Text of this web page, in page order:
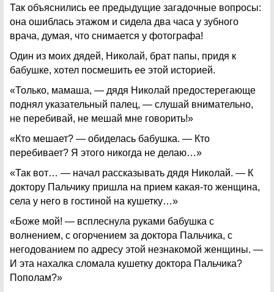
Так объяснились ее предыдущие загадочные вопросы:
она ошиблась этажом и сидела два часа у зубного
врача, думая, что снимается у фотографа!
Один из моих дядей, Николай, брат папы, придя к
бабушке, хотел посмешить ее этой историей.
«Только, мамаша, — дядя Николай предостерегающе
поднял указательный палец, — слушай внимательно,
не перебивай, не мешай мне говорить!»
«Кто мешает? — обиделась бабушка. — Кто
перебивает? Я этого никогда не делаю…»
«Так вот… — начал рассказывать дядя Николай. — К
доктору Пальчику пришла на прием какая-то женщина,
села у него в гостиной на кушетку…»
«Боже мой! — всплеснула руками бабушка с
волнением, с огорчением за доктора Пальчика, с
негодованием по адресу этой незнакомой женщины. —
И эта нахалка сломала кушетку доктора Пальчика?
Пополам?»